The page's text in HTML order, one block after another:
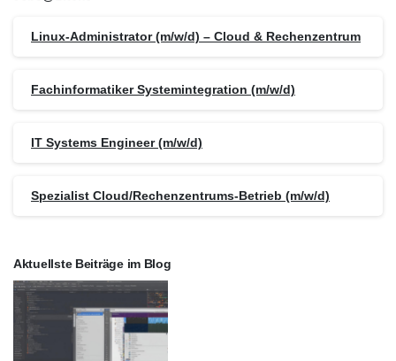
Linux-Administrator (m/w/d) – Cloud & Rechenzentrum
Fachinformatiker Systemintegration (m/w/d)
IT Systems Engineer (m/w/d)
Spezialist Cloud/Rechenzentrums-Betrieb (m/w/d)
Aktuellste Beiträge im Blog